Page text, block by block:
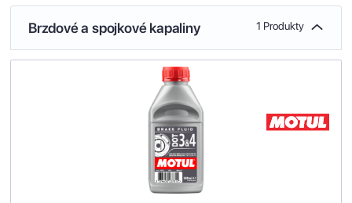
Brzdové a spojkové kapaliny 1 Produkty